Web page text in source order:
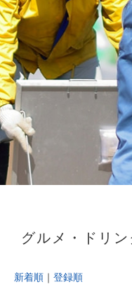
グルメ・ドリ
新着順 ｜ 登録順